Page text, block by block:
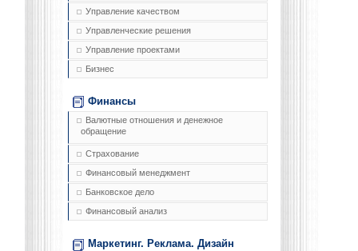
Управление качеством
Управленческие решения
Управление проектами
Бизнес
Финансы
Валютные отношения и денежное
обращение
Страхование
Финансовый менеджмент
Банковское дело
Финансовый анализ
Маркетинг. Реклама. Дизайн